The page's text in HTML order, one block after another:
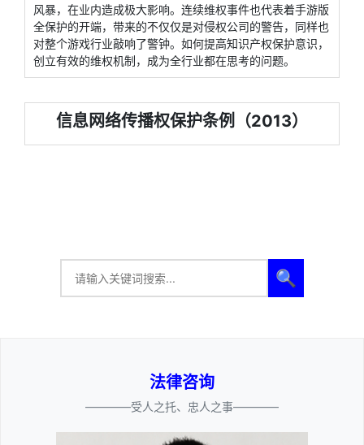
风暴，在业内造成极大影响。连续维权事件也代表着手游版
全保护的开端，带来的不仅仅是对侵权公司的警告，同样也
对整个游戏行业敲响了警钟。如何提高知识产权保护意识，
创立有效的维权机制，成为全行业都在思考的问题。
信息网络传播权保护条例（2013）
🔍
法律咨询
————受人之托、忠人之事————